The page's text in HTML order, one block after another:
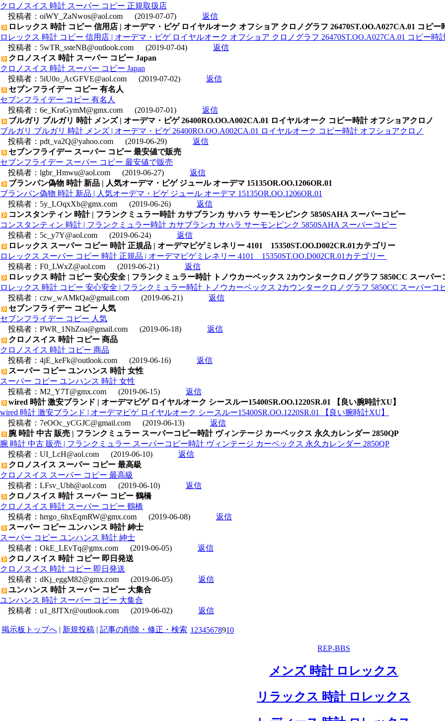
クロノスイス 時計 スーパー コピー 正規取扱店
投稿者： oiWY_ZaNwos@aol.com (2019-07-07)
返信
ロレックス 時計 コピー 信用店 | オーデマ・ピゲ ロイヤルオーク オフショア クロノグラフ 26470ST.OO.A027CA.01 コピー
ロレックス 時計 コピー 信用店 | オーデマ・ピゲ ロイヤルオーク オフショア クロノグラフ 26470ST.OO.A027CA.01 コピー時
投稿者： 5wTR_ssteNB@outlook.com (2019-07-04)
返信
クロノスイス 時計 スーパー コピー Japan
クロノスイス 時計 スーパー コピー Japan
投稿者： 5iU0o_AcGFVE@aol.com (2019-07-02)
返信
セブンフライデー コピー 有名人
セブンフライデー コピー 有名人
投稿者： 6e_KraGymM@gmx.com (2019-07-01)
返信
ブルガリ ブルガリ 時計 メンズ | オーデマ・ピゲ 26400RO.OO.A002CA.01 ロイヤルオーク コピー時計 オフショアクロノ
ブルガリ ブルガリ 時計 メンズ | オーデマ・ピゲ 26400RO.OO.A002CA.01 ロイヤルオーク コピー時計 オフショアクロノ
投稿者： pdt_va2Q@yahoo.com (2019-06-29)
返信
セブンフライデー スーパー コピー 最安値で販売
セブンフライデー スーパー コピー 最安値で販売
投稿者： lgbr_Hmwu@aol.com (2019-06-27)
返信
ブランパン偽物 時計 新品 | 人気オーデマ・ピゲ ジュール オーデマ 15135OR.OO.1206OR.01
ブランパン偽物 時計 新品 | 人気オーデマ・ピゲ ジュール オーデマ 15135OR.OO.1206OR.01
投稿者： 5y_LOqxXb@gmx.com (2019-06-26)
返信
コンスタンティン 時計 | フランクミュラー時計 カサブランカ サハラ サーモンピンク 5850SAHA スーパーコピー
コンスタンティン 時計 | フランクミュラー時計 カサブランカ サハラ サーモンピンク 5850SAHA スーパーコピー
投稿者： 5c_y7Y@aol.com (2019-06-24)
返信
ロレックス スーパー コピー 時計 正規品 | オーデマピゲミレネリー 4101 15350ST.OO.D002CR.01カテゴリー
ロレックス スーパー コピー 時計 正規品 | オーデマピゲミレネリー 4101 15350ST.OO.D002CR.01カテゴリー
投稿者： F0_LWxZ@aol.com (2019-06-21)
返信
ロレックス 時計 コピー 安心安全 | フランクミュラー時計 トノウカーベックス 2カウンタークロノグラフ 5850CC スーパー
ロレックス 時計 コピー 安心安全 | フランクミュラー時計 トノウカーベックス 2カウンタークロノグラフ 5850CC スーパーコ
投稿者： czw_wAMkQa@gmail.com (2019-06-21)
返信
セブンフライデー コピー 人気
セブンフライデー コピー 人気
投稿者： PWR_1NhZoa@gmail.com (2019-06-18)
返信
クロノスイス 時計 コピー 商品
クロノスイス 時計 コピー 商品
投稿者： 4jE_keFk@outlook.com (2019-06-16)
返信
スーパー コピー ユンハンス 時計 女性
スーパー コピー ユンハンス 時計 女性
投稿者： M2_Y7T@gmx.com (2019-06-15)
返信
wired 時計 激安ブランド | オーデマピゲ ロイヤルオーク シースルー15400SR.OO.1220SR.01 【良い腕時計XU】
wired 時計 激安ブランド | オーデマピゲ ロイヤルオーク シースルー15400SR.OO.1220SR.01 【良い腕時計XU】
投稿者： 7eOOc_yCGJC@gmail.com (2019-06-13)
返信
腕 時計 中古 販売 | フランクミュラー スーパーコピー時計 ヴィンテージ カーベックス 永久カレンダー 2850QP
腕 時計 中古 販売 | フランクミュラー スーパーコピー時計 ヴィンテージ カーベックス 永久カレンダー 2850QP
投稿者： UI_LcH@aol.com (2019-06-10)
返信
クロノスイス スーパー コピー 最高級
クロノスイス スーパー コピー 最高級
投稿者： LFsv_Ubh@aol.com (2019-06-10)
返信
クロノスイス 時計 スーパー コピー 鶴橋
クロノスイス 時計 スーパー コピー 鶴橋
投稿者： hrrgo_6hxEqmRW@gmx.com (2019-06-08)
返信
スーパー コピー ユンハンス 時計 紳士
スーパー コピー ユンハンス 時計 紳士
投稿者： OkE_LEvTq@gmx.com (2019-06-05)
返信
クロノスイス 時計 コピー 即日発送
クロノスイス 時計 コピー 即日発送
投稿者： dKj_eggM82@gmx.com (2019-06-05)
返信
ユンハンス 時計 スーパー コピー 大集合
ユンハンス 時計 スーパー コピー 大集合
投稿者： u1_8JTXr@outlook.com (2019-06-02) 返信
掲示板トップへ | 新規投稿 | 記事の削除・修正・検索 1 2345678910
REP-BBS
メンズ 時計 ロレックス
リラックス 時計 ロレックス